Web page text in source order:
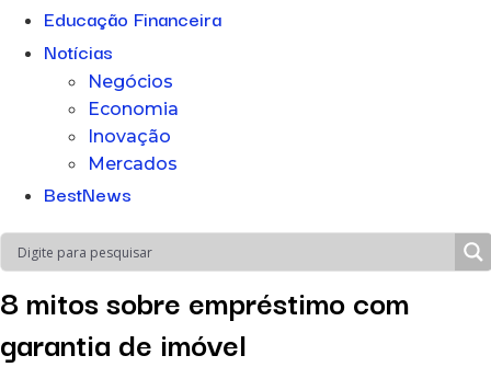
Educação Financeira
Notícias
Negócios
Economia
Inovação
Mercados
BestNews
8 mitos sobre empréstimo com
garantia de imóvel